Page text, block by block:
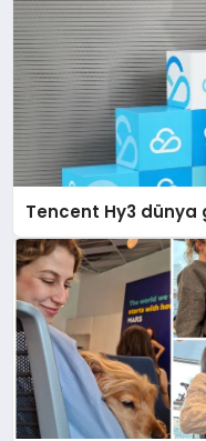
Tencent Hy3 dünya